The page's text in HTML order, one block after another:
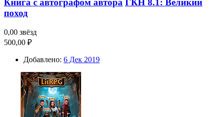
Книга с автографом автора ГКН 8.1: Великий
поход
0,00 звёзд
500,00 ₽
Добавлено: 6 Дек 2019